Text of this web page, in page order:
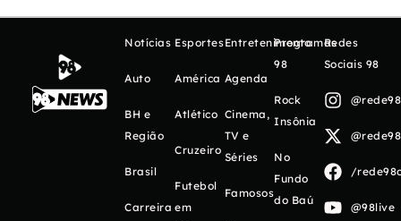
Notícias
Auto
BH e
Região
Brasil
Carreira
Esportes
América
Atlético
Cruzeiro
Futebol
em
Entretenimento
Agenda
Cinema,
TV e
Séries
Famosos
Programas
98
Rock
Insônia
No
Fundo
do Baú
Redes
Sociais 98
/
@98live